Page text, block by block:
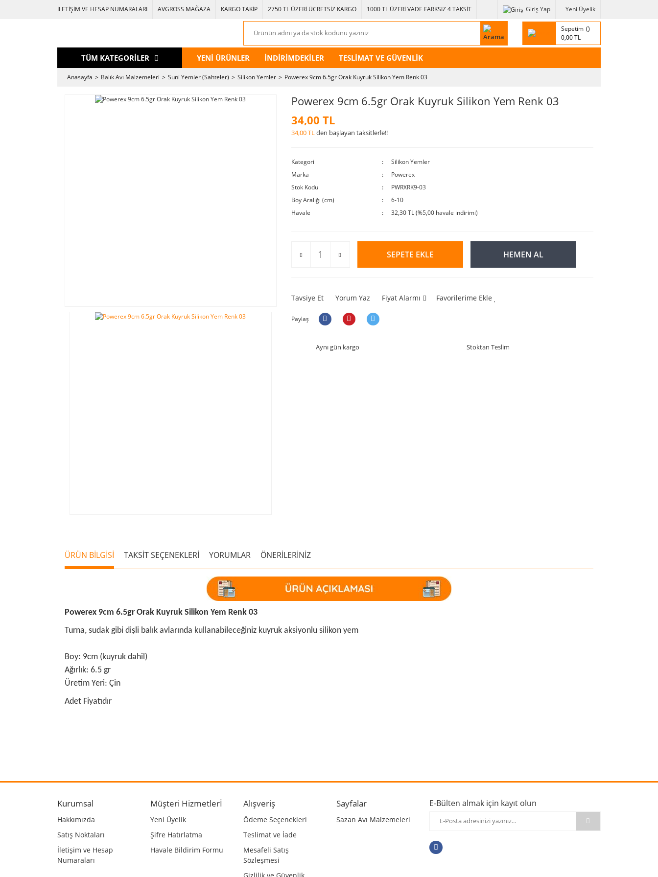
İLETİŞİM VE HESAP NUMARALARI AVGROSS MAĞAZA KARGO TAKİP 2750 TL ÜZERİ ÜCRETSİZ KARGO 1000 TL ÜZERİ VADE FARKSIZ 4 TAKSİT Giriş Yap Yeni Üyelik
Sepetim
0,00 TL
TÜM KATEGORİLER YENİ ÜRÜNLER İNDİRİMDEKİLER TESLİMAT VE GÜVENLİK
Anasayfa Balık Avı Malzemeleri Suni Yemler (Sahteler) Silikon Yemler Powerex 9cm 6.5gr Orak Kuyruk Silikon Yem Renk 03
Powerex 9cm 6.5gr Orak Kuyruk Silikon Yem Renk 03
34,00 TL
34,00 TLden başlayan taksitlerle!!
Kategori
Silikon Yemler
Marka
Powerex
Stok Kodu
PWRXRK9-03
Boy Aralığı (cm)
6-10
Havale
32,30 TL (%5,00 havale indirimi)
SEPETE EKLE HEMEN AL
Tavsiye Et Yorum Yaz Fiyat Alarmı Favorilerime Ekle
Paylaş
Aynı gün kargo Stoktan Teslim
ÜRÜN BİLGİSİ TAKSİT SEÇENEKLERİ YORUMLAR ÖNERİLERİNİZ
Powerex 9cm 6.5gr Orak Kuyruk Silikon Yem Renk 03
Turna, sudak gibi dişli balık avlarında kullanabileceğiniz kuyruk aksiyonlu silikon yem
Boy: 9cm (kuyruk dahil)
Ağırlık: 6.5 gr
Üretim Yeri: Çin
Adet Fiyatıdır
Ürün resmi kalitesiz, bozuk veya görüntülenemiyor.
Ürün bilgilerinde hatalar bulunuyor.
Ürün fiyatı diğer sitelerden daha pahalı.
Bu ürüne benzer farklı alternatifler olmalı.
Kurumsal
Hakkımızda
Satış Noktaları
İletişim ve Hesap
Numaraları
Müşteri Hizmetlerİ
Yeni Üyelik
Şifre Hatırlatma
Havale Bildirim Formu
Alışveriş
Ödeme Seçenekleri
Teslimat ve İade
Mesafeli Satış
Sözleşmesi
Sayfalar
Sazan Avı Malzemeleri
E-Bülten almak için kayıt olun